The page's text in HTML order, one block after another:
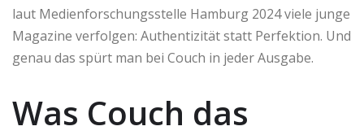
laut Medienforschungsstelle Hamburg 2024 viele junge
Magazine verfolgen: Authentizität statt Perfektion. Und
genau das spürt man bei Couch in jeder Ausgabe.
Was Couch das